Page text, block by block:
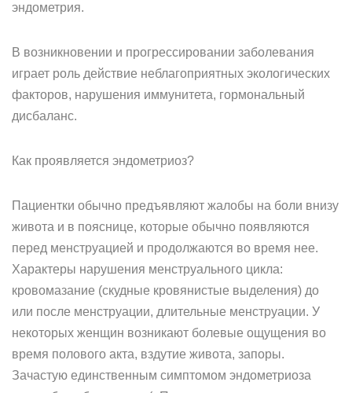
эндометрия.
В возникновении и прогрессировании заболевания
играет роль действие неблагоприятных экологических
факторов, нарушения иммунитета, гормональный
дисбаланс.
Как проявляется эндометриоз?
Пациентки обычно предъявляют жалобы на боли внизу
живота и в пояснице, которые обычно появляются
перед менструацией и продолжаются во время нее.
Характеры нарушения менструального цикла:
кровомазание (скудные кровянистые выделения) до
или после менструации, длительные менструации. У
некоторых женщин возникают болевые ощущения во
время полового акта, вздутие живота, запоры.
Зачастую единственным симптомом эндометриоза